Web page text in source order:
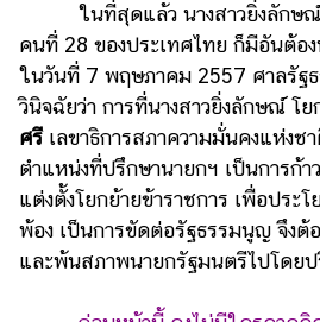
ปิ้ง
รถยนต์
บ้าน
และ
การ
ตกแต่ง
มือ
ในที่สุดแล้ว นางสาวยิ่งลักษณ์
คนที่ 28 ของประเทศไทย ก็มีอันต้อ
ในวันที่ 7 พฤษภาคม 2557 ศาลรัฐ
วินิจฉัยว่า การที่นางสาวยิ่งลักษณ์ โย
ศรีเลขาธิการสภาความมั่นคงแห่งช
ตำแหน่งที่ปรึกษานายกฯ เป็นการก้า
แต่งตั้งโยกย้ายข้าราชการ เพื่อประ
พ้อง เป็นการขัดต่อรัฐธรรมนูญ จึง
และพ้นสภาพนายกรัฐมนตรีไปโดยป